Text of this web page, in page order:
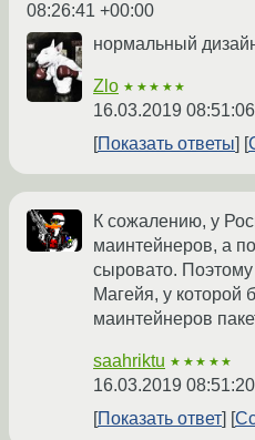
08:26:41 +00:00
нормальный
Zlo ★★★★★
16.03.2019
Показать ответы
К сожалению, у
маинтейнеров, а
сыровато.
Магейя, у которой
маинтейнеров
saahriktu ★★★★★
16.03.2019
Показать ответ